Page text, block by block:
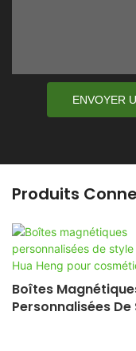
ENVOYER
Produits
Boîtes
Personnalisées De